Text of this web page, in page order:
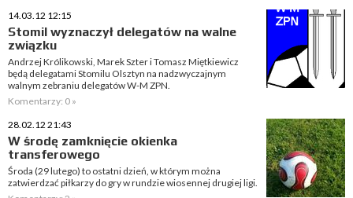
14.03.12 12:15
Stomil wyznaczył delegatów na walne
związku
Andrzej Królikowski, Marek Szter i Tomasz Miętkiewicz
będą delegatami Stomilu Olsztyn na nadzwyczajnym
walnym zebraniu delegatów W-M ZPN.
Komentarzy: 0 »
28.02.12 21:43
W środę zamknięcie okienka
transferowego
Środa (29 lutego) to ostatni dzień, w którym można
zatwierdzać piłkarzy do gry w rundzie wiosennej drugiej ligi.